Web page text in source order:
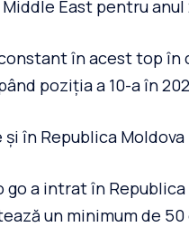
East pentru anul
în acest top
poziția a 10-a în
în Republica Moldova
go a intrat în
un minimum de